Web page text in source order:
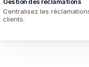
Centralisez les
clients.